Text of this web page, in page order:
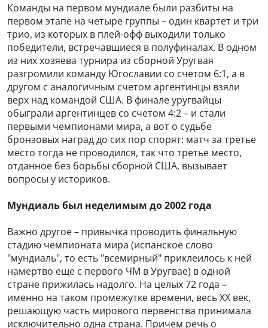
Команды на первом мундиале были разбиты на
первом этапе на четыре группы – один квартет и три
трио, из которых в плей-офф выходили только
победители, встречавшиеся в полуфиналах. В одном
из них хозяева турнира из сборной Уругвая
разгромили команду Югославии со счетом 6:1, а в
другом с аналогичным счетом аргентинцы взяли
верх над командой США. В финале уругвайцы
обыграли аргентинцев со счетом 4:2 – и стали
первыми чемпионами мира, а вот о судьбе
бронзовых наград до сих пор спорят: матч за третье
место тогда не проводился, так что третье место,
отданное без борьбы сборной США, вызывает
вопросы у историков.
Мундиаль был неделимым до 2002 года
Важно другое – привычка проводить финальную
стадию чемпионата мира (испанское слово
"мундиаль", то есть "всемирный" приклеилось к ней
намертво еще с первого ЧМ в Уругвае) в одной
стране прижилась надолго. На целых 72 года –
именно на таком промежутке времени, весь XX век,
решающую часть мирового первенства принимала
исключительно одна страна. Причем речь о